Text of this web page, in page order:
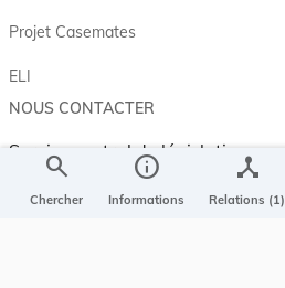
search
Chercher
info
Informations
device_hub
Relations (1)
Projet Casemates
ELI
NOUS CONTACTER
Service central de législation
5, rue Plaetis
L-2338 LUXEMBOURG